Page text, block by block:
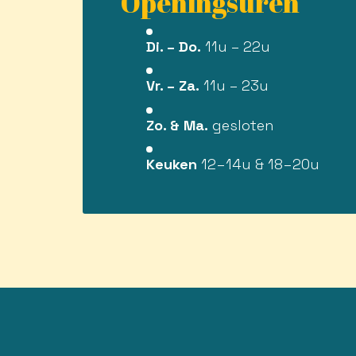
Di. – Do. 11u – 22u
Vr. – Za. 11u – 23u
Zo. & Ma. gesloten
Keuken 12–14u & 18–20u